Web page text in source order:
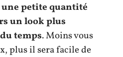
petite quantité
un look plus
temps. Moins vous
plus il sera facile de